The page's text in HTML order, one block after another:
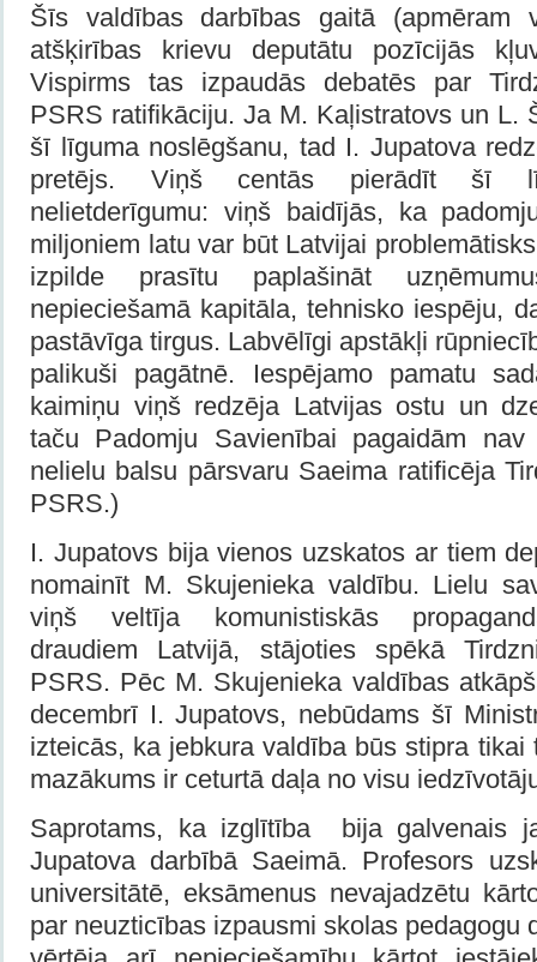
Šīs valdības darbības gaitā (apmēram
atšķirības krievu deputātu pozīcijās
Vispirms tas izpaudās debatēs par
PSRS ratifikāciju. Ja M. Kaļistratovs un L.
šī līguma noslēgšanu, tad I. Jupatova
pretējs. Viņš centās pierādīt šī
nelietderīgumu: viņš baidījās, ka
miljoniem latu var būt Latvijai
izpilde prasītu paplašināt
nepieciešamā kapitāla, tehnisko iespēju,
pastāvīga tirgus. Labvēlīgi apstākļi
palikuši pagātnē. Iespējamo pamatu
kaimiņu viņš redzēja Latvijas ostu un
taču Padomju Savienībai pagaidām
nelielu balsu pārsvaru Saeima ratificēja
PSRS.)
I. Jupatovs bija vienos uzskatos ar tiem
nomainīt M. Skujenieka valdību. Lielu
viņš veltīja komunistiskās
draudiem Latvijā, stājoties spēkā
PSRS. Pēc M. Skujenieka valdības
decembrī I. Jupatovs, nebūdams šī
izteicās, ka jebkura valdība būs stipra
mazākums ir ceturtā daļa no visu
Saprotams, ka izglītība bija galvenais
Jupatova darbībā Saeimā. Profesors
universitātē, eksāmenus nevajadzētu
par neuzticības izpausmi skolas pedagogu